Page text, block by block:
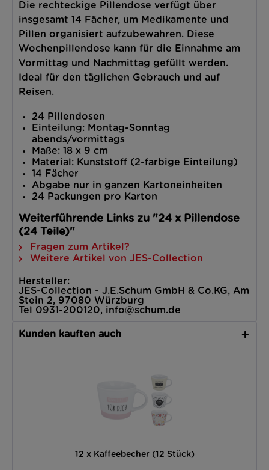
Die rechteckige Pillendose verfügt über
insgesamt 14 Fächer, um Medikamente und
Pillen organisiert aufzubewahren. Diese
Wochenpillendose kann für die Einnahme am
Vormittag und Nachmittag gefüllt werden.
Ideal für den täglichen Gebrauch und auf
Reisen.
24 Pillendosen
Einteilung: Montag-Sonntag
abends/vormittags
Maße: 18 x 9 cm
Material: Kunststoff (2-farbige Einteilung)
14 Fächer
Abgabe nur in ganzen Kartoneinheiten
24 Packungen pro Karton
Weiterführende Links zu "24 x Pillendose
(24 Teile)"
Fragen zum Artikel?
Weitere Artikel von JES-Collection
Hersteller:
JES-Collection - J.E.Schum GmbH & Co.KG, Am
Stein 2, 97080 Würzburg
Tel 0931-200120, info@schum.de
Kunden kauften auch
12 x Kaffeebecher (12 Stück)